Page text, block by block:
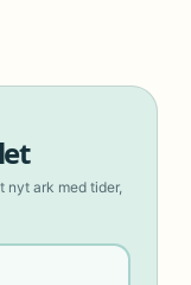
nyt ark med tider,